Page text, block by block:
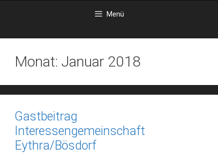
Menü
Monat: Januar 2018
Gastbeitrag
Interessengemeinschaft
Eythra/Bösdorf